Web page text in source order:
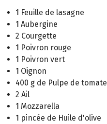
1 Feuille de lasagne
1 Aubergine
2 Courgette
1 Poivron rouge
1 Poivron vert
1 Oignon
400 g de Pulpe de tomate
2 Ail
1 Mozzarella
1 pincée de Huile d'olive